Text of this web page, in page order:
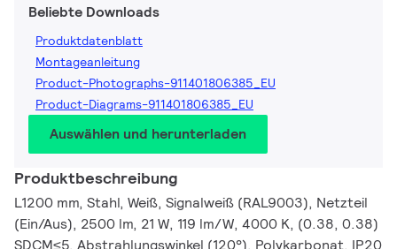
Beliebte Downloads
Produktdatenblatt
Montageanleitung
Product-Photographs-911401806385_EU
Product-Diagrams-911401806385_EU
Auswählen und herunterladen
Produktbeschreibung
L1200 mm, Stahl, Weiß, Signalweiß (RAL9003), Netzteil
(Ein/Aus), 2500 lm, 21 W, 119 lm/W, 4000 K, (0.38, 0.38)
SDCM≤5, Abstrahlungswinkel (120°), Polykarbonat, IP20